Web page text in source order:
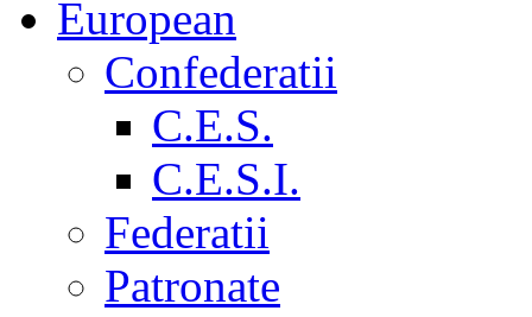
European
Confederatii
C.E.S.
C.E.S.I.
Federatii
Patronate